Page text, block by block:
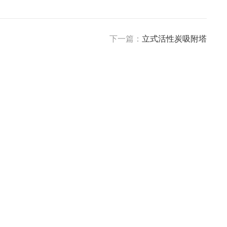
下一篇： 立式活性炭吸附塔